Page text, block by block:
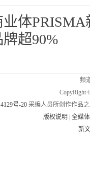
体
超90%
频
CopyRight
号-20 采编人员所创作作品
版权说明
|全媒
新